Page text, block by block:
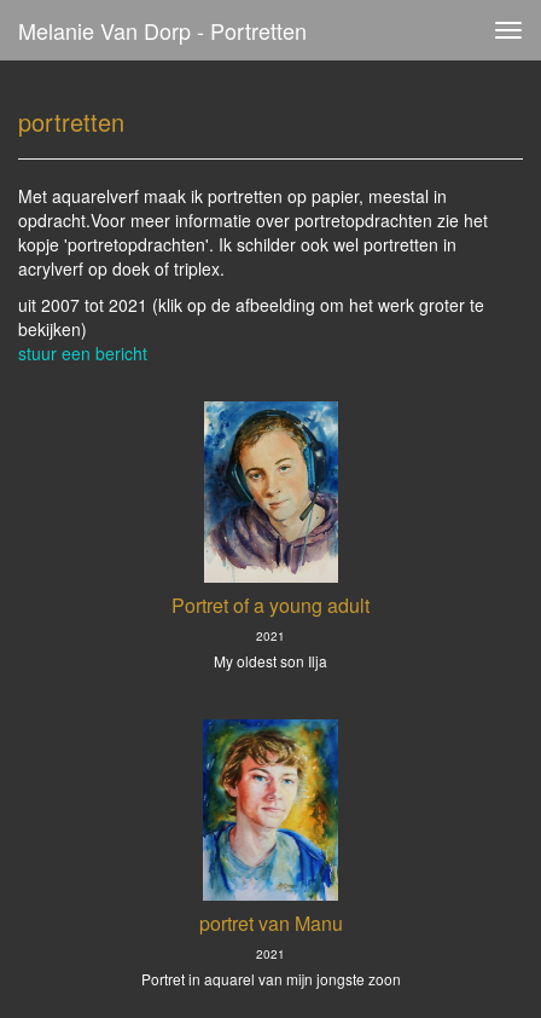
Melanie Van Dorp - Portretten
portretten
Met aquarelverf maak ik portretten op papier, meestal in
opdracht.Voor meer informatie over portretopdrachten zie het
kopje 'portretopdrachten'. Ik schilder ook wel portretten in
acrylverf op doek of triplex.
uit 2007 tot 2021 (klik op de afbeelding om het werk groter te
bekijken)
stuur een bericht
Portret of a young adult
2021
My oldest son Ilja
portret van Manu
2021
Portret in aquarel van mijn jongste zoon